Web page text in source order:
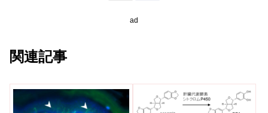
ad
関連記事